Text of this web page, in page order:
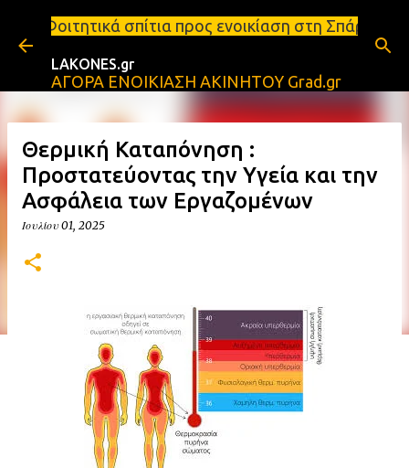
Μετάβαση στο κύριο περιεχόμενο
προς ενοικίαση στη Σπάρτη Ενοικιάσεις
LAKONES.gr
ΑΓΟΡΑ ΕΝΟΙΚΙΑΣΗ ΑΚΙΝΗΤΟΥ Grad.gr
Θερμική Καταπόνηση :
Προστατεύοντας την Υγεία και την
Ασφάλεια των Εργαζομένων
Ιουλίου 01, 2025